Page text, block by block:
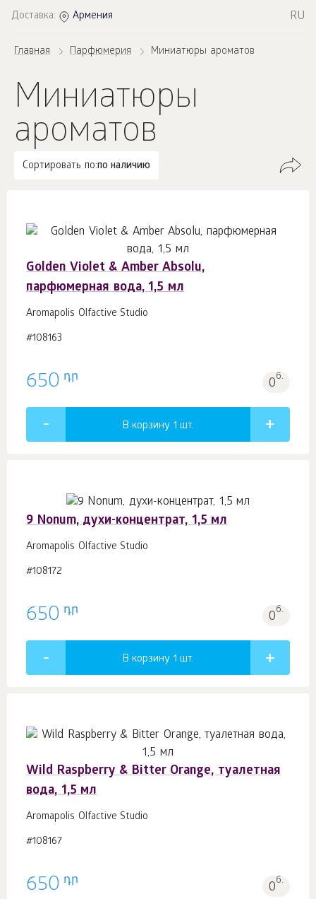
Доставка: Армения RU
Главная Парфюмерия Миниатюры ароматов
Миниатюры
ароматов
Сортировать по:по наличию
Golden Violet & Amber Absolu,
парфюмерная вода, 1,5 мл
Aromapolis Olfactive Studio
#108163
650 դր 0б.
В корзину 1 шт.
9 Nonum, духи-концентрат, 1,5 мл
Aromapolis Olfactive Studio
#108172
650 դր 0б.
В корзину 1 шт.
Wild Raspberry & Bitter Orange, туалетная
вода, 1,5 мл
Aromapolis Olfactive Studio
#108167
650 դր 0б.